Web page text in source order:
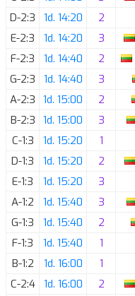
D-2:3
1d. 14:20 2
E-2:3
1d. 14:20 3
F-2:3
1d. 14:40 2
G-2:3
1d. 14:40 3
A-2:3 1d. 15:00 2
B-2:3 1d. 15:00 3
C-1:3
1d. 15:20 1
D-1:3
1d. 15:20 2
E-1:3
1d. 15:20 3
A-1:2
1d. 15:40 3
G-1:3
1d. 15:40 2
F-1:3
1d. 15:40 1
B-1:2
1d. 16:00 1
C-2:4
1d. 16:00 2